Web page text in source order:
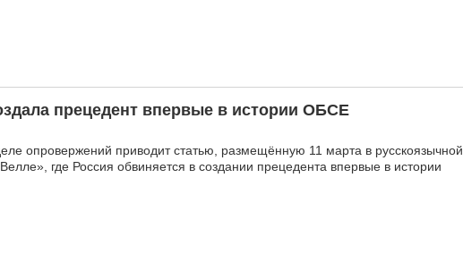
прецедент впервые в истории ОБСЕ
опровержений приводит статью, размещённую 11 марта в русскоязычной
где Россия обвиняется в создании прецедента впервые в истории